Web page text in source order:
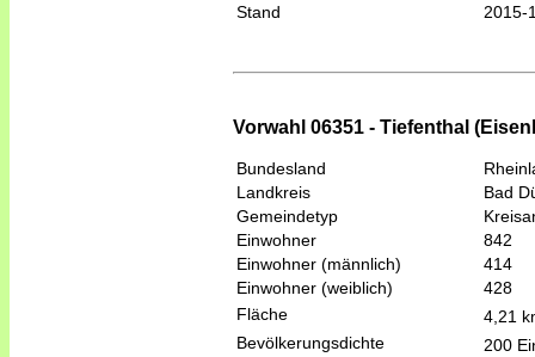
Stand
2015-
Vorwahl 06351 - Tiefenthal
Bundesland
Landkreis
Bad
Gemeindetyp
Einwohner
842
Einwohner (männlich)
414
Einwohner (weiblich)
428
Fläche
4,21
Bevölkerungsdichte
200